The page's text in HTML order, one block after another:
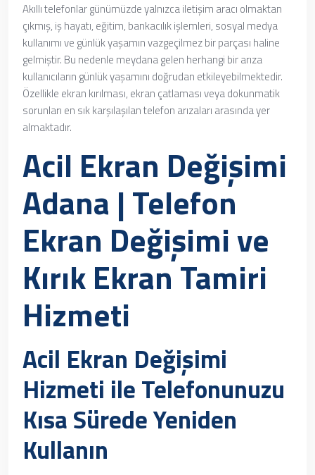
Akıllı telefonlar günümüzde yalnızca iletişim aracı olmaktan
çıkmış, iş hayatı, eğitim, bankacılık işlemleri, sosyal medya
kullanımı ve günlük yaşamın vazgeçilmez bir parçası haline
gelmiştir. Bu nedenle meydana gelen herhangi bir arıza
kullanıcıların günlük yaşamını doğrudan etkileyebilmektedir.
Özellikle ekran kırılması, ekran çatlaması veya dokunmatik
sorunları en sık karşılaşılan telefon arızaları arasında yer
almaktadır.
Acil Ekran Değişimi
Adana | Telefon
Ekran Değişimi ve
Kırık Ekran Tamiri
Hizmeti
Acil Ekran Değişimi
Hizmeti ile Telefonunuzu
Kısa Sürede Yeniden
Kullanın